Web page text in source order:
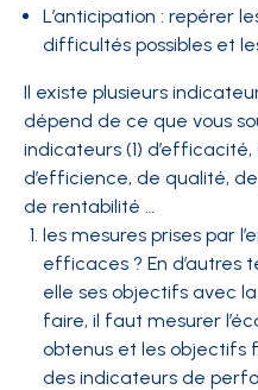
L’anticipation : repérer
difficultés possibles et
Il existe plusieurs
dépend de ce que vous
indicateurs (1)
d’efficience, de qualité,
de rentabilité …
les mesures prises par
efficaces ? En d’autres
elle ses objectifs avec
faire, il faut mesurer
obtenus et les objectifs
des indicateurs de